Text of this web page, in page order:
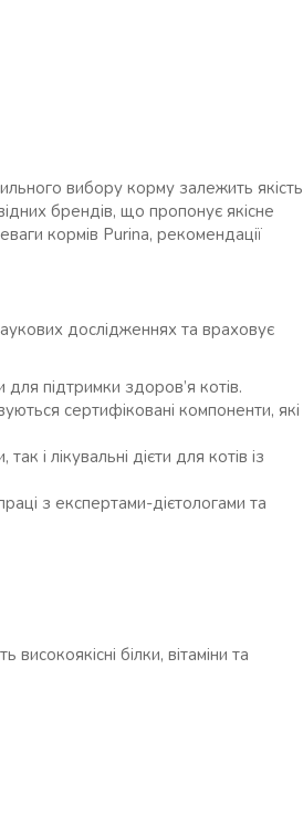
вибору корму залежить якість
брендів, що пропонує якісне
кормів Purina, рекомендації
дослідженнях та враховує
для підтримки здоров’я котів.
сертифіковані компоненти, які
і лікувальні дієти для котів із
з експертами-дієтологами та
білки, вітаміни та